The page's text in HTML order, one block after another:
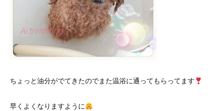
ちょっと油分がでてきたのでまた温浴に通ってもらってます
早くよくなりますように